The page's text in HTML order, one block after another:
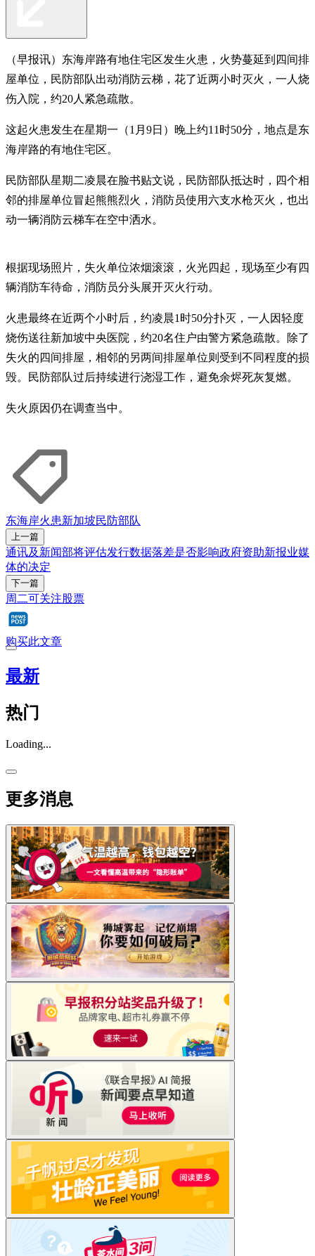
（早报讯）东海岸路有地住宅区发生火患，火势蔓延到四间排
屋单位，民防部队出动消防云梯，花了近两小时灭火，一人烧
伤入院，约20人紧急疏散。
这起火患发生在星期一（1月9日）晚上约11时50分，地点是东
海岸路的有地住宅区。
民防部队星期二凌晨在脸书贴文说，民防部队抵达时，四个相
邻的排屋单位冒起熊熊烈火，消防员使用六支水枪灭火，也出
动一辆消防云梯车在空中洒水。
根据现场照片，失火单位浓烟滚滚，火光四起，现场至少有四
辆消防车待命，消防员分头展开灭火行动。
火患最终在近两个小时后，约凌晨1时50分扑灭，一人因轻度
烧伤送往新加坡中央医院，约20名住户由警方紧急疏散。除了
失火的四间排屋，相邻的另两间排屋单位则受到不同程度的损
毁。民防部队过后持续进行浇湿工作，避免余烬死灰复燃。
失火原因仍在调查当中。
东海岸火患新加坡民防部队
上一篇
通讯及新闻部将评估发行数据落差是否影响政府资助新报业媒
体的决定
下一篇
周二可关注股票
购买此文章
最新
热门
Loading...
更多消息